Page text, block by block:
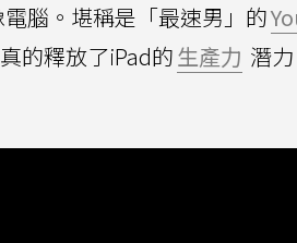
腦。堪稱是「最速男」的
的釋放了iPad的生產力 潛